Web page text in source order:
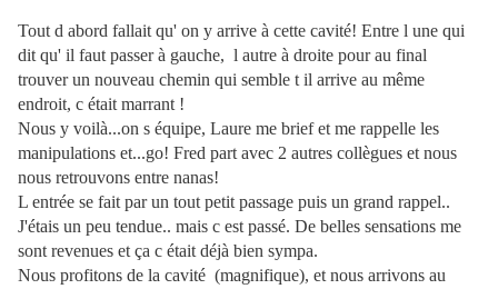
Tout d abord fallait qu' on y arrive à cette cavité! Entre l une qui
dit qu' il faut passer à gauche, l autre à droite pour au final
trouver un nouveau chemin qui semble t il arrive au même
endroit, c était marrant !
Nous y voilà...on s équipe, Laure me brief et me rappelle les
manipulations et...go! Fred part avec 2 autres collègues et nous
nous retrouvons entre nanas!
L entrée se fait par un tout petit passage puis un grand rappel..
J'étais un peu tendue.. mais c est passé. De belles sensations me
sont revenues et ça c était déjà bien sympa.
Nous profitons de la cavité (magnifique), et nous arrivons au